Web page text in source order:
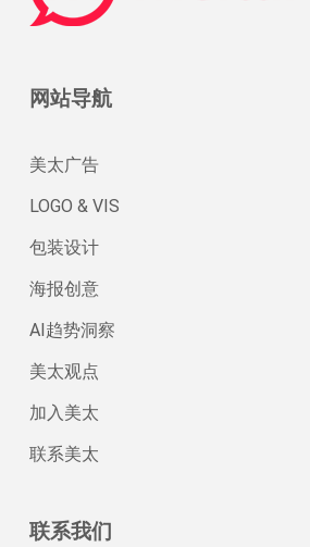
网站导航
美太广告
LOGO & VIS
包装设计
海报创意
AI趋势洞察
美太观点
加入美太
联系美太
联系我们